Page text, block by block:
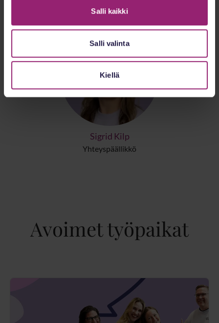
Salli kaikki
Salli valinta
Kiellä
Sigrid Kilp
Yhteyspäällikkö
Avoimet työpaikat